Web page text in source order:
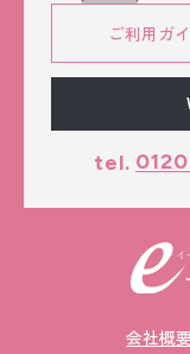
ご利用ガ
tel.
会社概要